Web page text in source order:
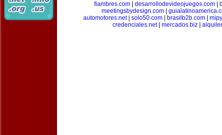
fiambres.com| desarrollodevideojuegos.com|
meetingsbydesign.com
automotores.net| solo50.com brasilb2b.com
credenciales.net| mercados.biz|